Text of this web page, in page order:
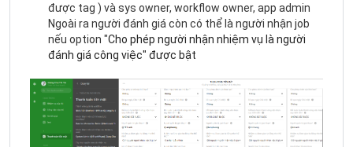
được tag ) và sys owner, workflow owner, app admin
Ngoài ra người đánh giá còn có thể là người nhận job
nếu option "Cho phép người nhận nhiệm vụ là người
đánh giá công việc" được bật